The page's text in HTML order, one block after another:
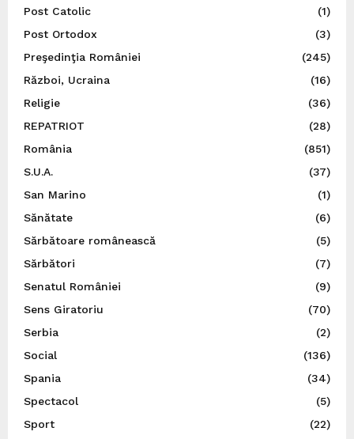
Post Catolic
(1)
Post Ortodox
(3)
Preşedinţia României
(245)
Război, Ucraina
(16)
Religie
(36)
REPATRIOT
(28)
România
(851)
S.U.A.
(37)
San Marino
(1)
Sănătate
(6)
Sărbătoare românească
(5)
Sărbători
(7)
Senatul României
(9)
Sens Giratoriu
(70)
Serbia
(2)
Social
(136)
Spania
(34)
Spectacol
(5)
Sport
(22)